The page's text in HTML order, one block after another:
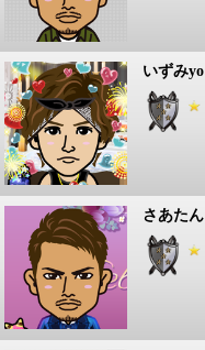
いずみyo
さあたん